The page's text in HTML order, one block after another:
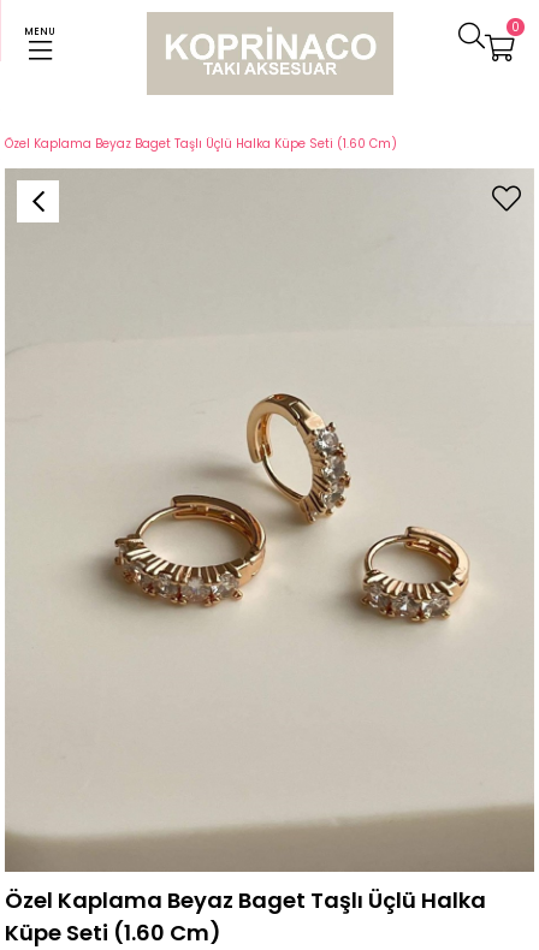
MENU 0
Küpeler
Özel Kaplama Beyaz Baget Taşlı Üçlü Halka Küpe Seti (1.60 Cm)
Özel Kaplama Beyaz Baget Taşlı Üçlü Halka
Küpe Seti (1.60 Cm)